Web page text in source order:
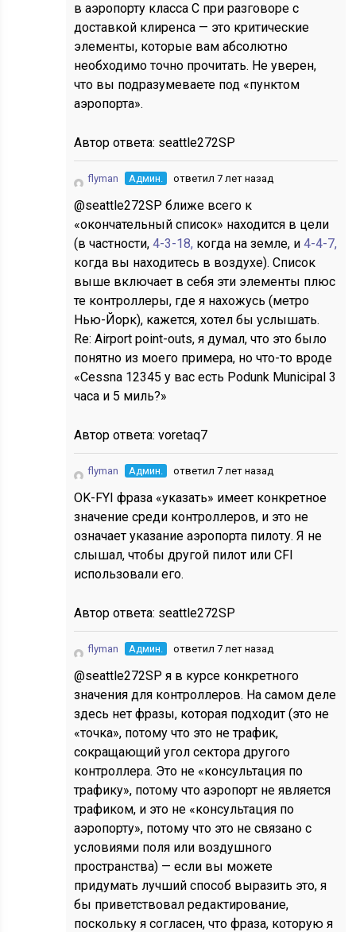
в аэропорту класса C при разговоре с
доставкой клиренса — это критические
элементы, которые вам абсолютно
необходимо точно прочитать. Не уверен,
что вы подразумеваете под «пунктом
аэропорта».
Автор ответа: seattle272SP
flyman Админ. ответил 7 лет назад
@seattle272SP ближе всего к
«окончательный список» находится в цели
(в частности,4-3-18, когда на земле, и4-4-7,
когда вы находитесь в воздухе). Список
выше включает в себя эти элементы плюс
те контроллеры, где я нахожусь (метро
Нью-Йорк), кажется, хотел бы услышать.
Re: Airport point-outs, я думал, что это было
понятно из моего примера, но что-то вроде
«Cessna 12345 у вас есть Podunk Municipal 3
часа и 5 миль?»
Автор ответа:voretaq7
flyman Админ. ответил 7 лет назад
OK-FYI фраза «указать» имеет конкретное
значение среди контроллеров, и это не
означает указание аэропорта пилоту. Я не
слышал, чтобы другой пилот или CFI
использовали его.
Автор ответа: seattle272SP
flyman Админ. ответил 7 лет назад
@seattle272SP я в курсе конкретного
значения для контроллеров. На самом деле
здесь нет фразы, которая подходит (это не
«точка», потому что это не трафик,
сокращающий угол сектора другого
контроллера. Это не «консультация по
трафику», потому что аэропорт не является
трафиком, и это не «консультация по
аэропорту», потому что это не связано с
условиями поля или воздушного
пространства) — если вы можете
придумать лучший способ выразить это, я
бы приветствовал редактирование,
поскольку я согласен, что фраза, которую я